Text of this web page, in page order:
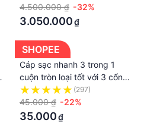
trọn gói lỗi 1 đổi 1
4.500.000 ₫ -32%
3.050.000₫
SHOPEE
Cáp sạc nhanh 3 trong 1
cuộn tròn loại tốt với 3 cổng
kết nối: Lighting, Micro-USB,
Type-C
(297)
45.000 ₫ -22%
35.000₫